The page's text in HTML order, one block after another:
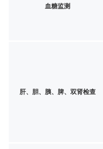
血糖监测
肝、胆、胰、脾、双肾检查